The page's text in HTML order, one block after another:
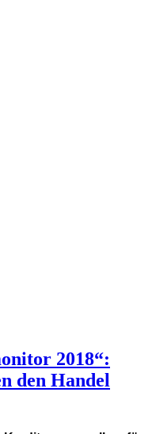
2018“:
den Handel